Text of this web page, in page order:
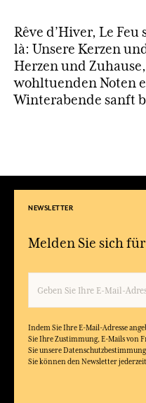
Rêve d’Hiver, Le
là: Unsere Kerzen
Herzen und
wohltuenden Noten
Winterabende sanft
NEWSLETTER
Melden Sie sich
Indem Sie Ihre E-Mail-Adresse
Sie Ihre Zustimmung, E-Mails von
Sie unsere
Sie können den Newsletter